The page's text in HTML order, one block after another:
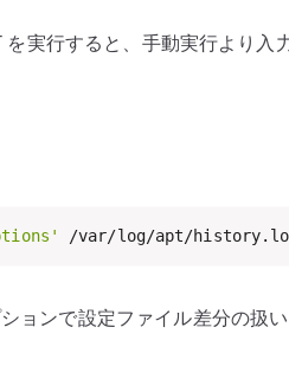
を実行すると、手動実行より
/var/log/apt/
ョンで設定ファイル差分の扱い